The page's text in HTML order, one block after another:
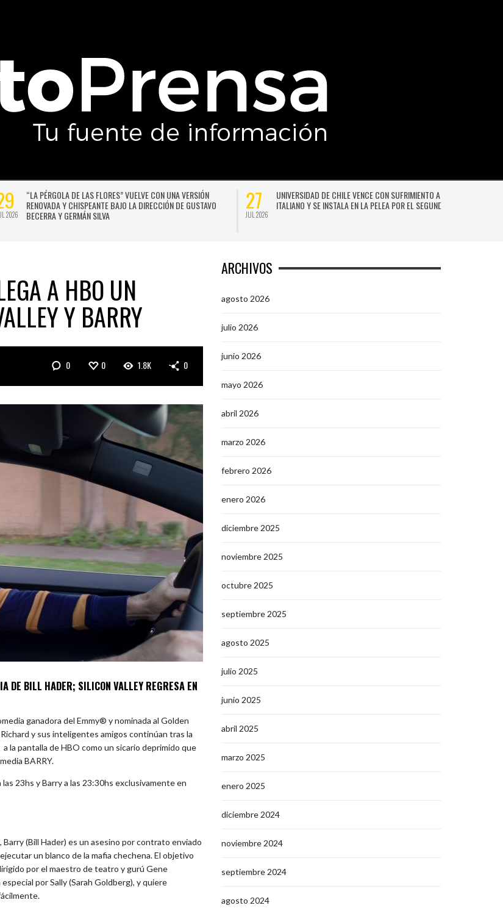
2026
“LA PÉRGOLA DE LAS FLORES” VUELVE CON UNA VERSIÓN
RENOVADA Y CHISPEANTE BAJO LA DIRECCIÓN DE GUSTAVO
BECERRA Y GERMÁN SILVA
27
JUL 2026
UNIVERSIDAD DE CHILE VENCE CON SUFRIMIENTO A AUDAX
ITALIANO Y SE INSTALA EN LA PELEA POR EL SEGUNDO LUGAR
A HBO UN
Y BARRY
0 0 1.8K 0
DE BILL HADER; SILICON VALLEY REGRESA EN
ganadora del Emmy® y nominada al Golden
y sus inteligentes amigos continúan tras la
la pantalla de HBO como un sicario deprimido que
BARRY.
23hs y Barry a las 23:30hs exclusivamente en
(Bill Hader) es un asesino por contrato enviado
un blanco de la mafia chechena. El objetivo
por el maestro de teatro y gurú Gene
por Sally (Sarah Goldberg), y quiere
ARCHIVOS
agosto 2026
julio 2026
junio 2026
mayo 2026
abril 2026
marzo 2026
febrero 2026
enero 2026
diciembre 2025
noviembre 2025
octubre 2025
septiembre 2025
agosto 2025
julio 2025
junio 2025
abril 2025
marzo 2025
enero 2025
diciembre 2024
noviembre 2024
septiembre 2024
agosto 2024